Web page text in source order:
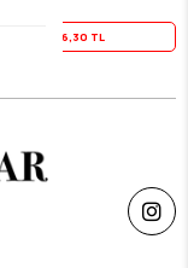
6,30 TL